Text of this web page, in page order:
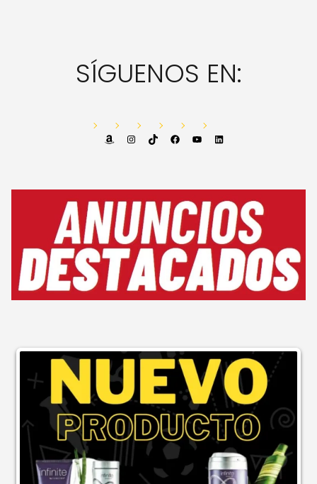
SÍGUENOS EN:
AmazonInstagram
TikTok FacebookYouTube